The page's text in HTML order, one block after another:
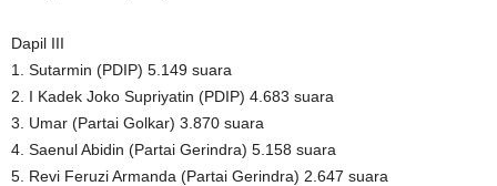
Dapil III
1. Sutarmin (PDIP) 5.149 suara
2. I Kadek Joko Supriyatin (PDIP) 4.683 suara
3. Umar (Partai Golkar) 3.870 suara
4. Saenul Abidin (Partai Gerindra) 5.158 suara
5. Revi Feruzi Armanda (Partai Gerindra) 2.647 suara